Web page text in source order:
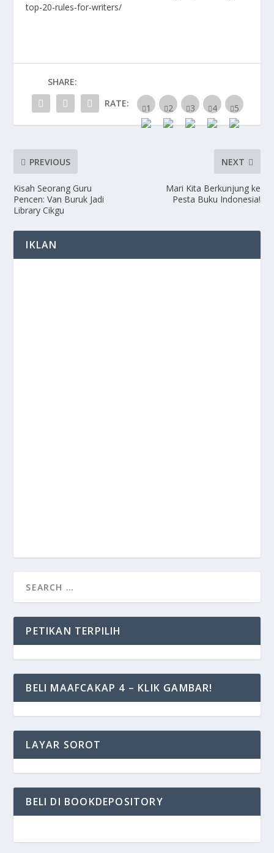
top-20-rules-for-writers/
SHARE:
RATE:
PREVIOUS
Kisah Seorang Guru
Pencen: Van Buruk Jadi
Library Cikgu
NEXT
Mari Kita Berkunjung ke
Pesta Buku Indonesia!
IKLAN
PETIKAN TERPILIH
BELI MAAFCAKAP 4 – KLIK GAMBAR!
LAYAR SOROT
BELI DI BOOKDEPOSITORY